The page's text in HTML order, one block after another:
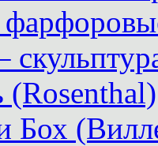
(Rosenthal)
Бох